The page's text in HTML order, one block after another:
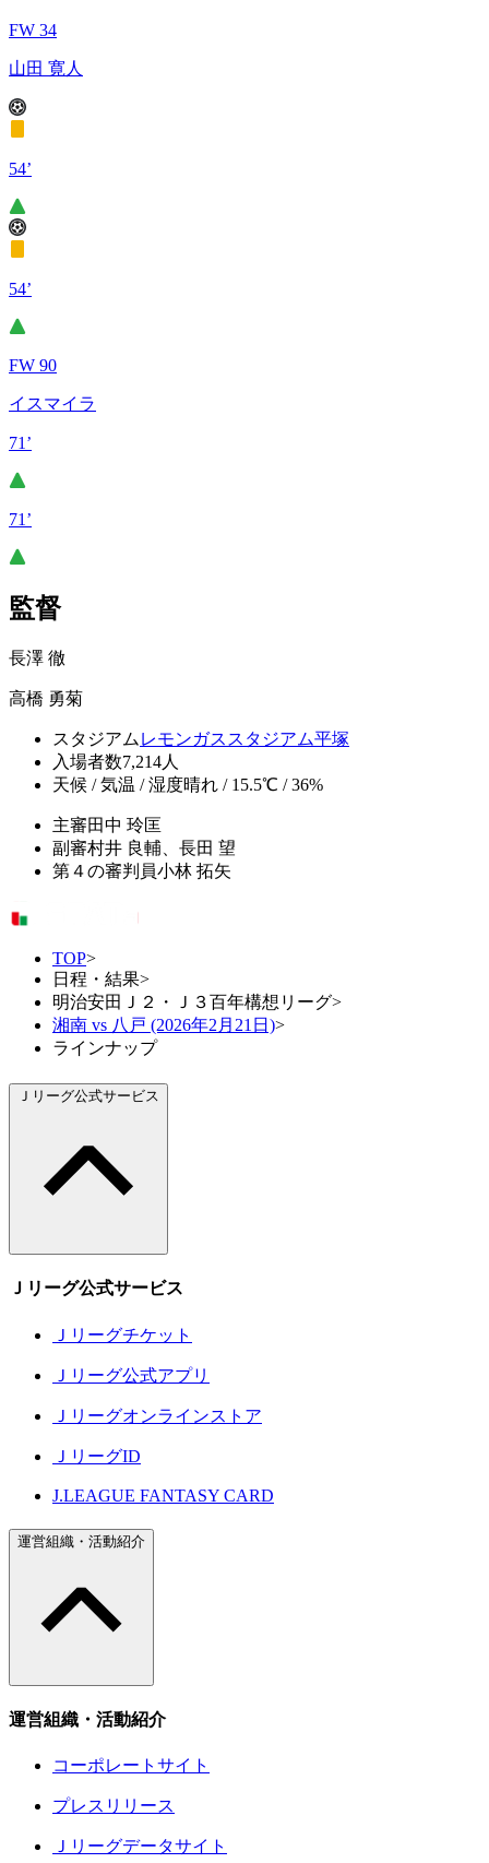
FW 34
山田 寛人
54’
54’
FW 90
イスマイラ
71’
71’
監督
長澤 徹
高橋 勇菊
スタジアム レモンガススタジアム平塚
入場者数7,214人
天候 / 気温 / 湿度晴れ / 15.5℃ / 36%
主審田中 玲匡
副審村井 良輔、長田 望
第４の審判員小林 拓矢
TOP>
日程・結果>
明治安田Ｊ２・Ｊ３百年構想リーグ>
湘南 vs 八戸 (2026年2月21日)>
ラインナップ
Ｊリーグ公式サービス
Ｊリーグ公式サービス
Ｊリーグチケット
Ｊリーグ公式アプリ
Ｊリーグオンラインストア
ＪリーグID
J.LEAGUE FANTASY CARD
運営組織・活動紹介
運営組織・活動紹介
コーポレートサイト
プレスリリース
Ｊリーグデータサイト